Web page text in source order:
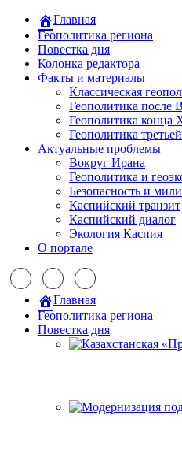
Главная
Геополитика региона
Повестка дня
Колонка редактора
Факты и материалы
Классическая
Геополитика после
Геополитика
Геополитика
Актуальные проблемы
Вокруг Ирана
Геополитика и
Безопасность и
Каспийский транзит
Каспийский диалог
Экология Каспия
О портале
Главная
Геополитика региона
Повестка дня